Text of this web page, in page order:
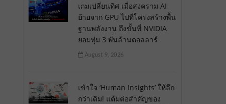
เกมเปลี่ยนทิศ เมื่อสงคราม AI
ย้ายจาก GPU ไปที่โครงสร้างพื้น
ฐานพลังงาน ถึงขั้นที่ NVIDIA
ยอมทุ่ม 3 พันล้านดอลลาร์
August 9, 2026
เข้าใจ ‘Human Insights’ ให้ลึก
กว่าเดิม! แต้มต่อสำคัญของ